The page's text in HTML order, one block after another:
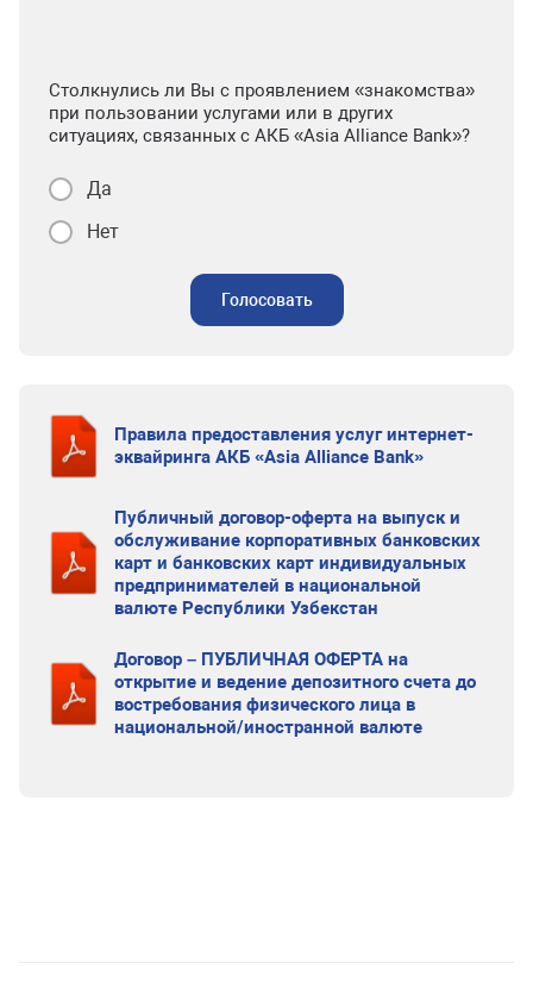
Столкнулись ли Вы с проявлением «знакомства»
при пользовании услугами или в других
ситуациях, связанных с АКБ «Asia Alliance Bank»?
Да
Нет
Голосовать
Правила предоставления услуг интернет-
эквайринга АКБ «Asia Alliance Bank»
Публичный договор-оферта на выпуск и
обслуживание корпоративных банковских
карт и банковских карт индивидуальных
предпринимателей в национальной
валюте Республики Узбекстан
Договор – ПУБЛИЧНАЯ ОФЕРТА на
открытие и ведение депозитного счета до
востребования физического лица в
национальной/иностранной валюте